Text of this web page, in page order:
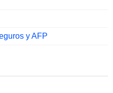
y AFP